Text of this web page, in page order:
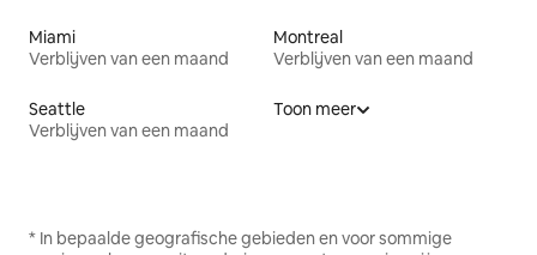
Miami
Verblijven van een maand
Montreal
Verblijven van een maand
Seattle
Verblijven van een maand
Toon meer
* In bepaalde geografische gebieden en voor sommige